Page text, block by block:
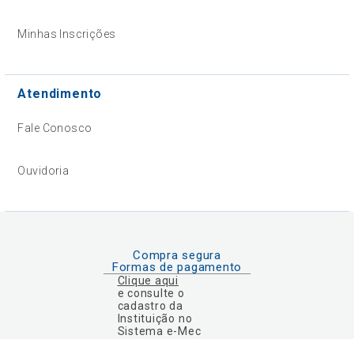
Minhas Inscrições
Atendimento
Fale Conosco
Ouvidoria
Compra segura
Formas de pagamento
Clique aqui
e consulte o
cadastro da
Instituição no
Sistema e-Mec